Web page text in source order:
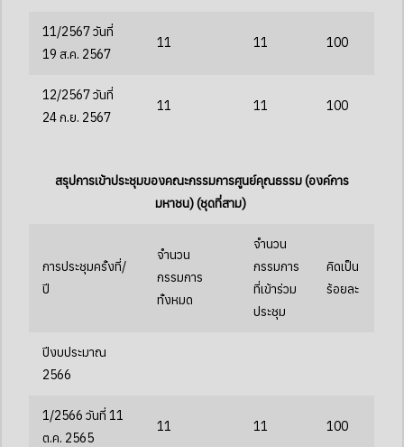
11/2567 วันที่
19 ส.ค. 2567
11 11 100
12/2567 วันที่
24 ก.ย. 2567
11 11 100
สรุปการเข้าประชุมของคณะกรรมการศูนย์คุณธรรม (องค์การ
มหาชน) (ชุดที่สาม)
การประชุมครั้งที่/
ปี
จำนวน
กรรมการ
ทั้งหมด
จำนวน
กรรมการ
ที่เข้าร่วม
ประชุม
คิดเป็น
ร้อยละ
ปีงบประมาณ
2566
1/2566 วันที่ 11
ต.ค. 2565
11 11 100